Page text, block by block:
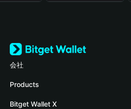
会社
Bitget Walletについて
ブログ
Products
Crypto Card
Bitget Wallet X